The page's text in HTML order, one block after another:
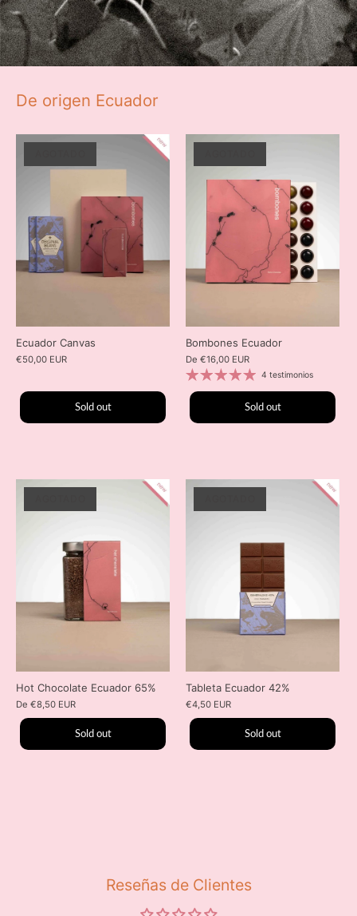
De origen Ecuador
Ecuador Canvas
€50,00 EUR
Sold out
Bombones Ecuador
De €16,00 EUR
4 testimonios
Sold out
Hot Chocolate Ecuador 65%
De €8,50 EUR
Sold out
Tableta Ecuador 42%
€4,50 EUR
Sold out
Reseñas de Clientes